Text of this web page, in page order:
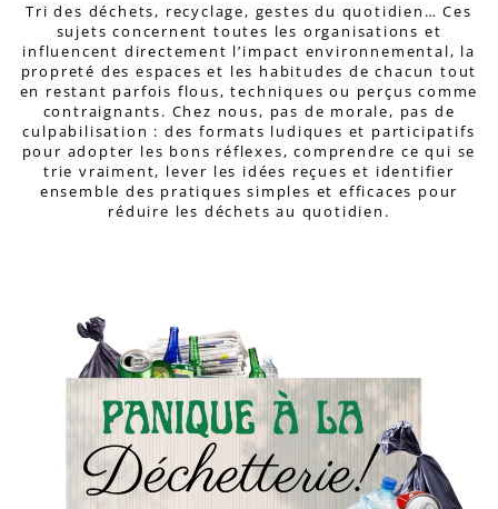
Tri des déchets, recyclage, gestes du quotidien… Ces
sujets concernent toutes les organisations et
influencent directement l’impact environnemental, la
propreté des espaces et les habitudes de chacun tout
en restant parfois flous, techniques ou perçus comme
contraignants. Chez nous, pas de morale, pas de
culpabilisation : des formats ludiques et participatifs
pour adopter les bons réflexes, comprendre ce qui se
trie vraiment, lever les idées reçues et identifier
ensemble des pratiques simples et efficaces pour
réduire les déchets au quotidien.